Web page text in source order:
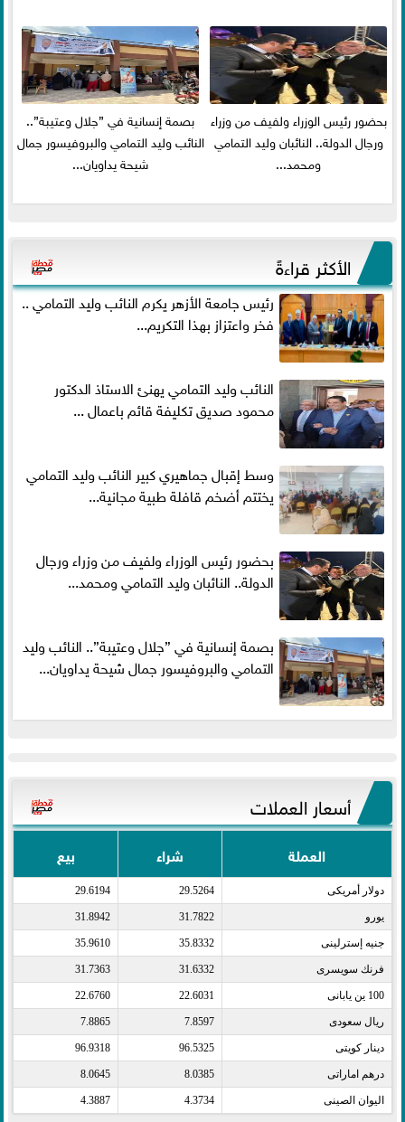
بحضور رئيس الوزراء ولفيف من وزراء
ورجال الدولة.. النائبان وليد التمامي
ومحمد...
بصمة إنسانية في ”جلال وعتيبة”..
النائب وليد التمامي والبروفيسور جمال
شيحة يداويان...
الأكثر قراءةً
رئيس جامعة الأزهر يكرم النائب وليد التمامي ..
فخر واعتزاز بهذا التكريم...
النائب وليد التمامي يهنئ الاستاذ الدكتور
محمود صديق تكليفة قائم باعمال ...
وسط إقبال جماهيري كبير النائب وليد التمامي
يختتم أضخم قافلة طبية مجانية...
بحضور رئيس الوزراء ولفيف من وزراء ورجال
الدولة.. النائبان وليد التمامي ومحمد...
بصمة إنسانية في ”جلال وعتيبة”.. النائب وليد
التمامي والبروفيسور جمال شيحة يداويان...
أسعار العملات
العملة شراء بيع
دولار أمريكى​ 29.5264
29.6194
يورو​ 31.7822
31.8942
جنيه إسترلينى​ 35.8332
35.9610
فرنك سويسرى​ 31.6332
31.7363
100 ين يابانى​ 22.6031
22.6760
ريال سعودى​ 7.8597
7.8865
دينار كويتى​ 96.5325
96.9318
درهم اماراتى​ 8.0385
8.0645
اليوان الصينى​ 4.3734
4.3887